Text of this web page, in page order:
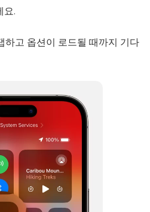
요.
하고 옵션이 로드될 때까지 기다